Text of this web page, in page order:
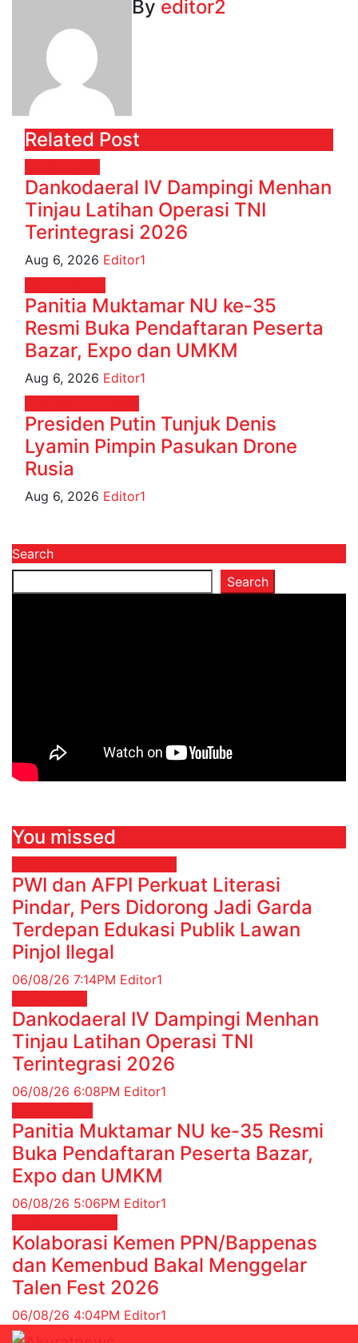
By editor2
Related Post
Dankodaeral IV Dampingi Menhan
Tinjau Latihan Operasi TNI
Terintegrasi 2026
Aug 6, 2026 Editor1
Panitia Muktamar NU ke-35
Resmi Buka Pendaftaran Peserta
Bazar, Expo dan UMKM
Aug 6, 2026 Editor1
Presiden Putin Tunjuk Denis
Lyamin Pimpin Pasukan Drone
Rusia
Aug 6, 2026 Editor1
Search
Search
You missed
PWI dan AFPI Perkuat Literasi
Pindar, Pers Didorong Jadi Garda
Terdepan Edukasi Publik Lawan
Pinjol Ilegal
06/08/26 7:14PM Editor1
Dankodaeral IV Dampingi Menhan
Tinjau Latihan Operasi TNI
Terintegrasi 2026
06/08/26 6:08PM Editor1
Panitia Muktamar NU ke-35 Resmi
Buka Pendaftaran Peserta Bazar,
Expo dan UMKM
06/08/26 5:06PM Editor1
Kolaborasi Kemen PPN/Bappenas
dan Kemenbud Bakal Menggelar
Talen Fest 2026
06/08/26 4:04PM Editor1